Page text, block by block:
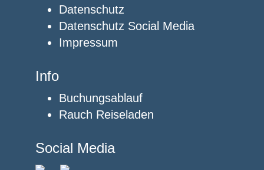
Datenschutz
Datenschutz Social Media
Impressum
Info
Buchungsablauf
Rauch Reiseladen
Social Media